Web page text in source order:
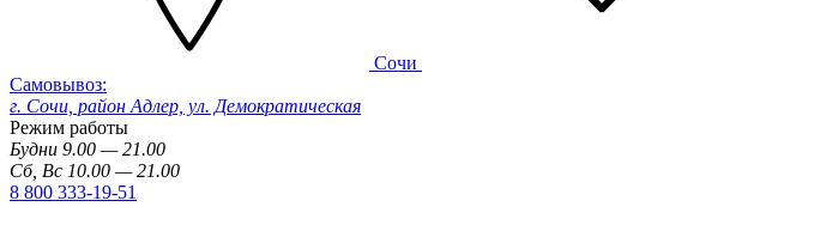
Сочи
Самовывоз:
г. Сочи, район Адлер, ул. Демократическая
Режим работы
Будни 9.00 — 21.00
Сб, Вс 10.00 — 21.00
8 800 333-19-51